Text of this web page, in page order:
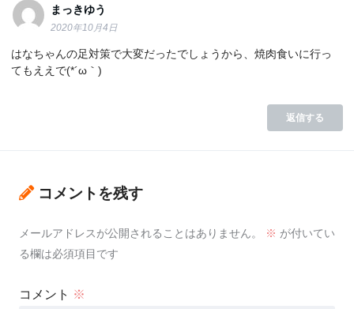
まっきゆう
2020年10月4日
はなちゃんの足対策で大変だったでしょうから、焼肉食いに行っ
てもええで(*´ω｀)
返信する
コメントを残す
メールアドレスが公開されることはありません。 ※ が付いてい
る欄は必須項目です
コメント ※